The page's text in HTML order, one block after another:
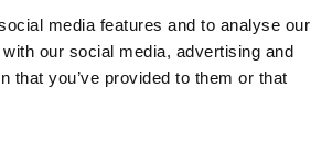
media features and to analyse our
our social media, advertising and
that you’ve provided to them or that